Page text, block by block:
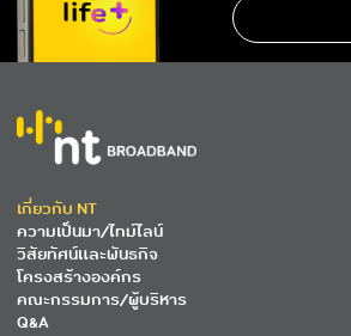
เกี่ยวกับ NT
ความเป็นมา/ไทม์ไลน์
วิสัยทัศน์และพันธกิจ
โครงสร้างองค์กร
คณะกรรมการ/ผู้บริหาร
Q&A